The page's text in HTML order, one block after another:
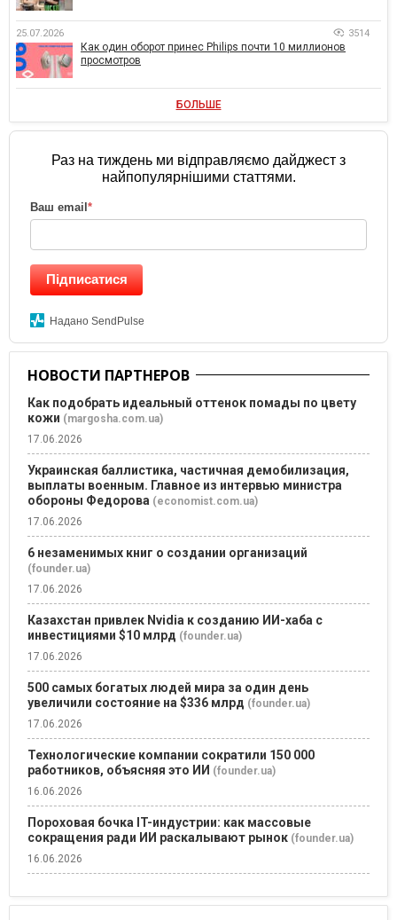
25.07.2026 3514
Как один оборот принес Philips почти 10 миллионов
просмотров
БОЛЬШЕ
Раз на тиждень ми відправляємо дайджест з
найпопулярнішими статтями.
Ваш email*
Підписатися
Надано SendPulse
НОВОСТИ ПАРТНЕРОВ
Как подобрать идеальный оттенок помады по цвету
кожи (margosha.com.ua)
17.06.2026
Украинская баллистика, частичная демобилизация,
выплаты военным. Главное из интервью министра
обороны Федорова (economist.com.ua)
17.06.2026
6 незаменимых книг о создании организаций
(founder.ua)
17.06.2026
Казахстан привлек Nvidia к созданию ИИ-хаба с
инвестициями $10 млрд (founder.ua)
17.06.2026
500 самых богатых людей мира за один день
увеличили состояние на $336 млрд (founder.ua)
17.06.2026
Технологические компании сократили 150 000
работников, объясняя это ИИ (founder.ua)
16.06.2026
Пороховая бочка IT-индустрии: как массовые
сокращения ради ИИ раскалывают рынок (founder.ua)
16.06.2026